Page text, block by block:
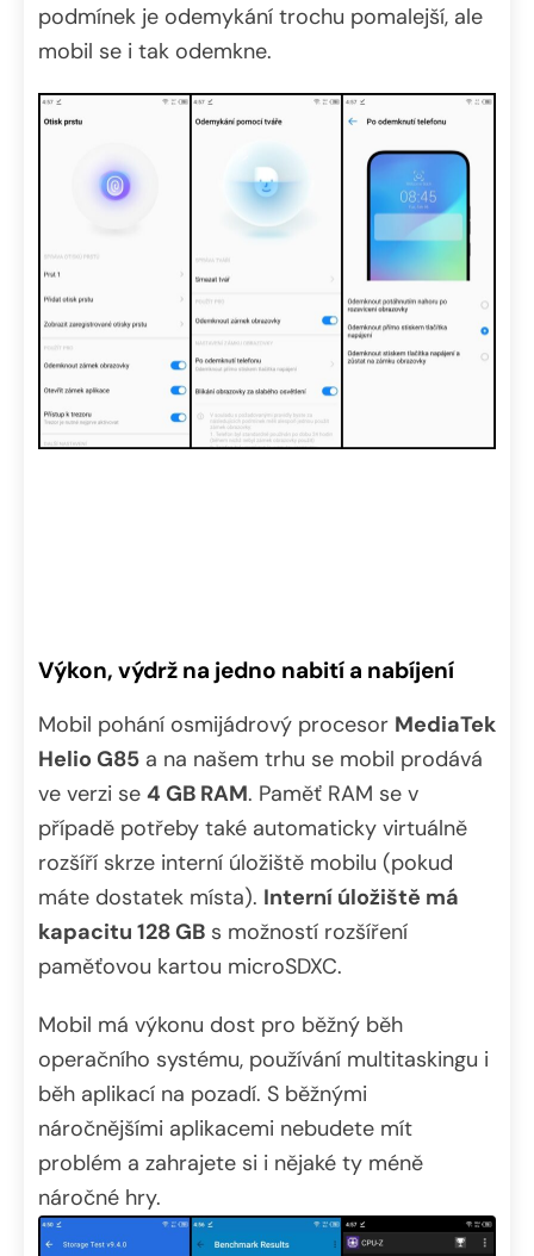
podmínek je odemykání trochu pomalejší, ale
mobil se i tak odemkne.
Výkon, výdrž na jedno nabití a nabíjení
Mobil pohání osmijádrový procesor MediaTek
Helio G85 a na našem trhu se mobil prodává
ve verzi se 4 GB RAM. Paměť RAM se v
případě potřeby také automaticky virtuálně
rozšíří skrze interní úložiště mobilu (pokud
máte dostatek místa). Interní úložiště má
kapacitu 128 GB s možností rozšíření
paměťovou kartou microSDXC.
Mobil má výkonu dost pro běžný běh
operačního systému, používání multitaskingu i
běh aplikací na pozadí. S běžnými
náročnějšími aplikacemi nebudete mít
problém a zahrajete si i nějaké ty méně
náročné hry.